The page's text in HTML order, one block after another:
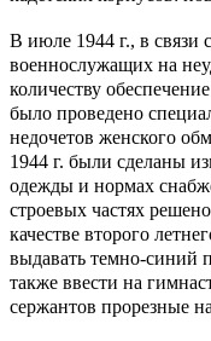
В июле 1944 г., в
военнослужащих на
количеству
было проведено
недочетов женского
1944 г. были сделаны
одежды и нормах
строевых частях
качестве второго
выдавать темно-синий
также ввести на
сержантов прорезные